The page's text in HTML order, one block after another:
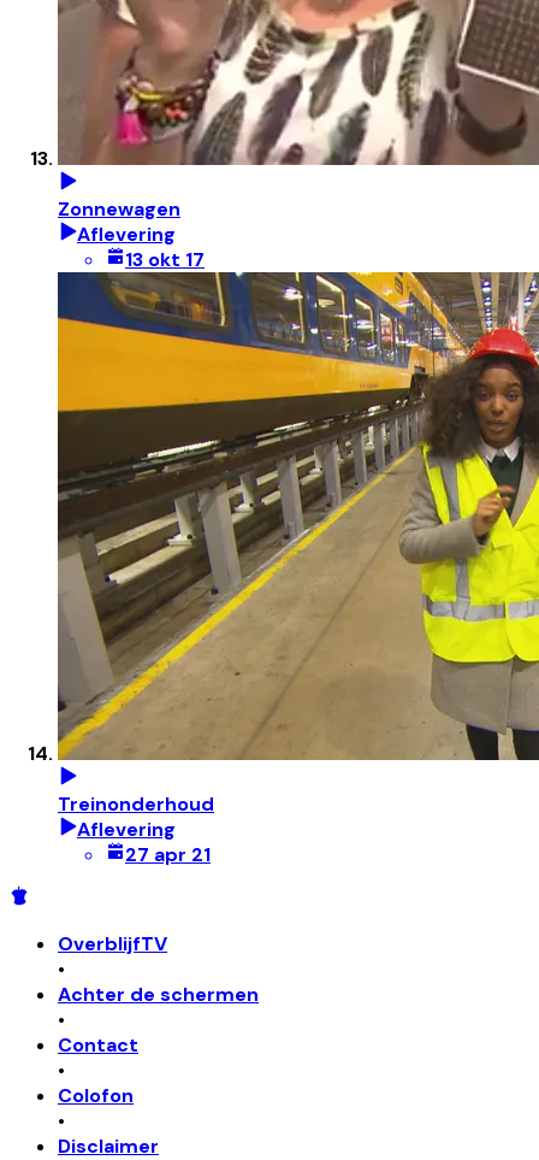
Zonnewagen
Aflevering
13 okt 17
Treinonderhoud
Aflevering
27 apr 21
OverblijfTV
•
Achter de schermen
•
Contact
•
Colofon
•
Disclaimer